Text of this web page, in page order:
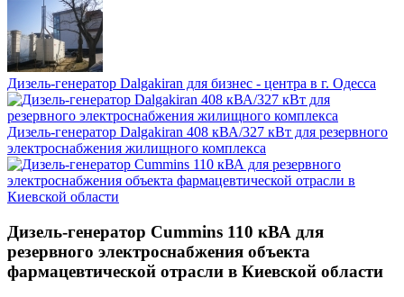
Дизель-генератор Dalgakiran для бизнес - центра в г. Одесса
Дизель-генератор Dalgakiran 408 кВА/327 кВт для резервного
электроснабжения жилищного комплекса
Дизель-генератор Cummins 110 кВА для
резервного электроснабжения объекта
фармацевтической отрасли в Киевской области